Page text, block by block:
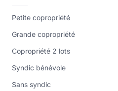
Petite copropriété
Grande copropriété
Copropriété 2 lots
Syndic bénévole
Sans syndic